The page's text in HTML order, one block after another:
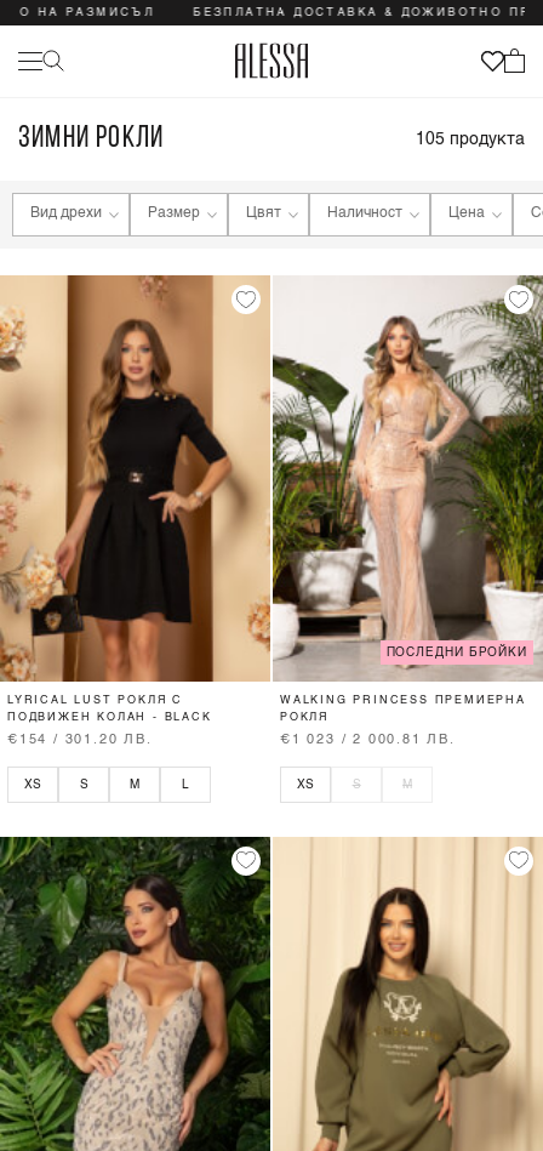
БЕЗПЛАТНА ДОСТАВКА & ДОЖИВОТНО ПРАВО НА
ЗИМНИ РОКЛИ 105продукта
Вид дрехи Размер Цвят Наличност Цена
LYRICAL LUST РОКЛЯ С
ПОДВИЖЕН КОЛАН - BLACK
€154 / 301.20 ЛВ.
XS S M
ПОСЛЕДНИ БРОЙКИ
WALKING PRINCESS ПРЕМИЕРНА
РОКЛЯ
€1 023 / 2 000.81 ЛВ.
XS S M